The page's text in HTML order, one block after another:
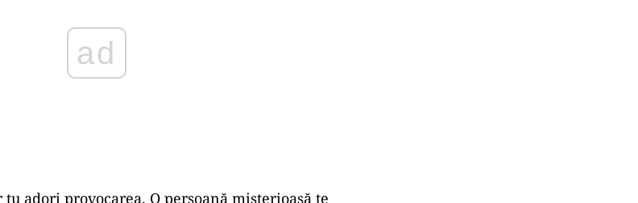
ad
adori provocarea. O persoană misterioasă te